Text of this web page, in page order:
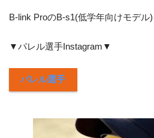
B-link ProのB-s1(低学年向けモデル)
▼パレル選手Instagram▼
パレル選手